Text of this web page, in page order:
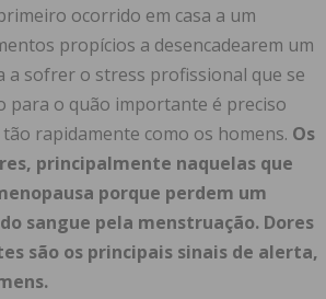
ocorrido em casa a um
propícios a desencadearem um
a sofrer o stress profissional que se
para o quão importante é preciso
rapidamente como os homens. Os
principalmente naquelas que
porque perdem um
sangue pela menstruação. Dores
são os principais sinais de alerta,